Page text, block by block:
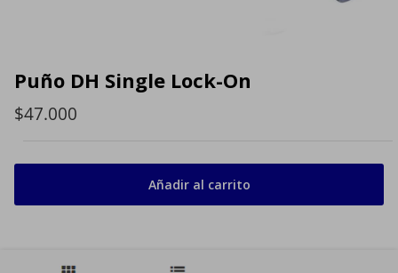
Puño DH Single Lock-On
$47.000
Añadir al carrito